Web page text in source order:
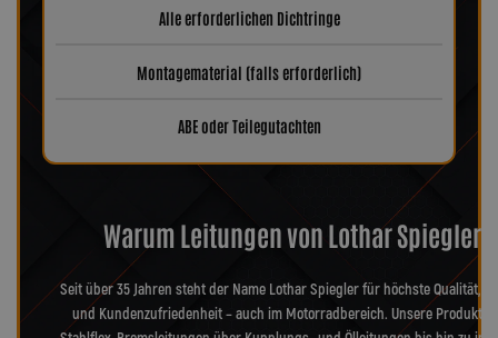
Alle erforderlichen Dichtringe
Montagematerial (falls erforderlich)
ABE oder Teilegutachten
Warum Leitungen von Lothar Spiegler?
Seit über 35 Jahren steht der Name Lothar Spiegler für höchste Qualität,
und Kundenzufriedenheit – auch im Motorradbereich. Unsere Produkte